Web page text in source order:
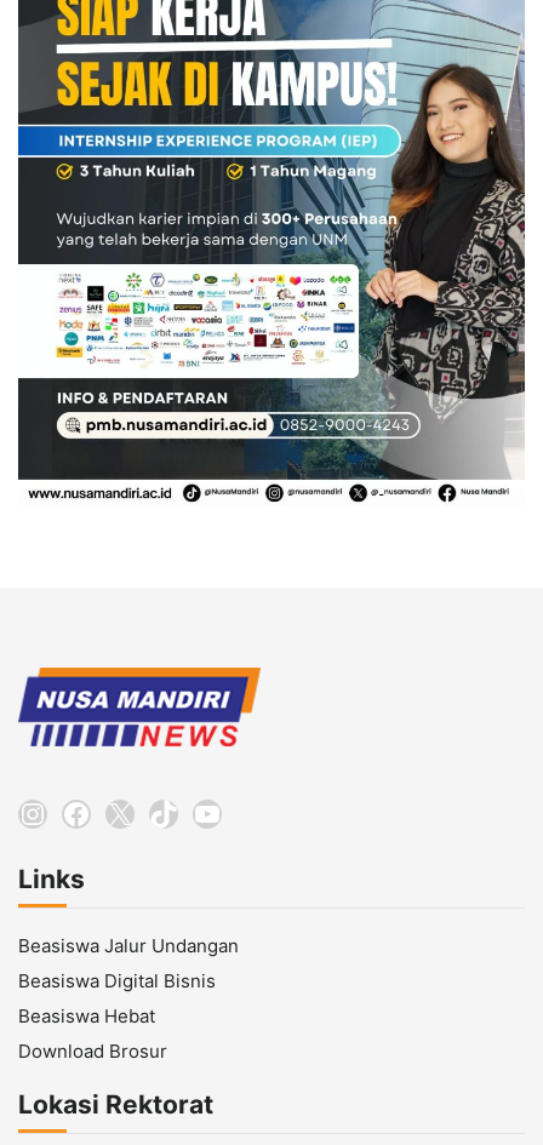
Instagram
Facebook
X TikTokYouTube
Links
Beasiswa Jalur Undangan
Beasiswa Digital Bisnis
Beasiswa Hebat
Download Brosur
Lokasi Rektorat